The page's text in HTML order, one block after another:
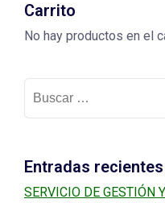
Carrito
No hay productos en el
Entradas recientes
SERVICIO DE GESTIÓN